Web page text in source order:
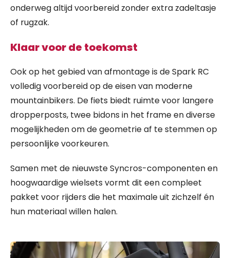
onderweg altijd voorbereid zonder extra zadeltasje
of rugzak.
Klaar voor de toekomst
Ook op het gebied van afmontage is de Spark RC
volledig voorbereid op de eisen van moderne
mountainbikers. De fiets biedt ruimte voor langere
dropperposts, twee bidons in het frame en diverse
mogelijkheden om de geometrie af te stemmen op
persoonlijke voorkeuren.
Samen met de nieuwste Syncros-componenten en
hoogwaardige wielsets vormt dit een compleet
pakket voor rijders die het maximale uit zichzelf én
hun materiaal willen halen.